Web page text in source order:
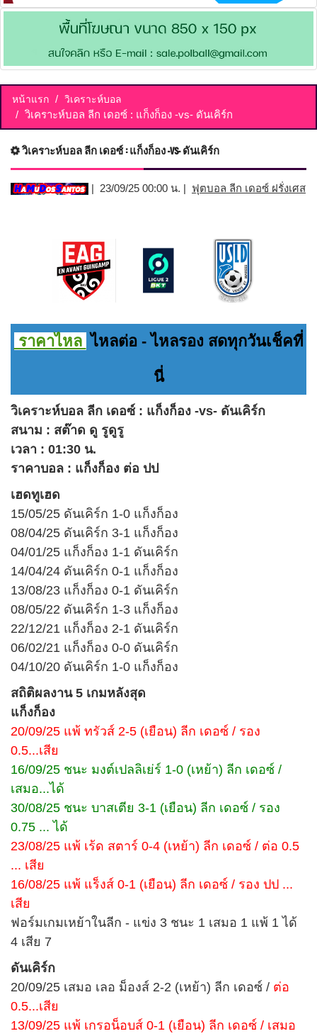
หน้าแรก วิเคราะห์บอล
วิเคราะห์บอล ลีก เดอซ์ : แก็งก็อง -vs- ดันเคิร์ก
วิเคราะห์บอล ลีก เดอซ์ : แก็งก็อง -vs- ดันเคิร์ก
| 23/09/25 00:00 น. | ฟุตบอล ลีก เดอซ์ ฝรั่งเศส
ราคาไหล ไหลต่อ - ไหลรอง สดทุกวันเช็คที่
นี่
วิเคราะห์บอล ลีก เดอซ์ : แก็งก็อง -vs- ดันเคิร์ก
สนาม : สต๊าด ดู รูดูรู
เวลา : 01:30 น.
ราคาบอล : แก็งก็อง ต่อ ปป
เฮดทูเฮด
15/05/25 ดันเคิร์ก 1-0 แก็งก็อง
08/04/25 ดันเคิร์ก 3-1 แก็งก็อง
04/01/25 แก็งก็อง 1-1 ดันเคิร์ก
14/04/24 ดันเคิร์ก 0-1 แก็งก็อง
13/08/23 แก็งก็อง 0-1 ดันเคิร์ก
08/05/22 ดันเคิร์ก 1-3 แก็งก็อง
22/12/21 แก็งก็อง 2-1 ดันเคิร์ก
06/02/21 แก็งก็อง 0-0 ดันเคิร์ก
04/10/20 ดันเคิร์ก 1-0 แก็งก็อง
สถิติผลงาน 5 เกมหลังสุด
แก็งก็อง
20/09/25 แพ้ ทรัวส์ 2-5 (เยือน) ลีก เดอซ์ / รอง
0.5...เสีย
16/09/25 ชนะ มงต์เปลลิเย่ร์ 1-0 (เหย้า) ลีก เดอซ์ /
เสมอ...ได้
30/08/25 ชนะ บาสเตีย 3-1 (เยือน) ลีก เดอซ์ / รอง
0.75 ... ได้
23/08/25 แพ้ เร้ด สตาร์ 0-4 (เหย้า) ลีก เดอซ์ / ต่อ 0.5
... เสีย
16/08/25 แพ้ แร็งส์ 0-1 (เยือน) ลีก เดอซ์ / รอง ปป ...
เสีย
ฟอร์มเกมเหย้าในลีก - แข่ง 3 ชนะ 1 เสมอ 1 แพ้ 1 ได้
4 เสีย 7
ดันเคิร์ก
20/09/25 เสมอ เลอ ม็องส์ 2-2 (เหย้า) ลีก เดอซ์ / ต่อ
0.5...เสีย
13/09/25 แพ้ เกรอน็อบส์ 0-1 (เยือน) ลีก เดอซ์ / เสมอ